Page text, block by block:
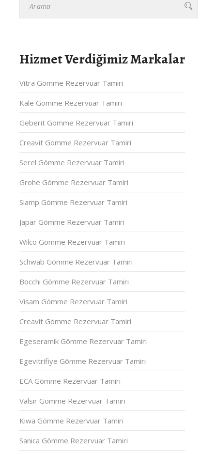
Hizmet Verdiğimiz Markalar
Vitra Gömme Rezervuar Tamiri
Kale Gömme Rezervuar Tamiri
Geberit Gömme Rezervuar Tamiri
Creavit Gömme Rezervuar Tamiri
Serel Gömme Rezervuar Tamiri
Grohe Gömme Rezervuar Tamiri
Siamp Gömme Rezervuar Tamiri
Japar Gömme Rezervuar Tamiri
Wilco Gömme Rezervuar Tamiri
Schwab Gömme Rezervuar Tamiri
Bocchi Gömme Rezervuar Tamiri
Visam Gömme Rezervuar Tamiri
Creavit Gömme Rezervuar Tamiri
Egeseramik Gömme Rezervuar Tamiri
Egevitrifiye Gömme Rezervuar Tamiri
ECA Gömme Rezervuar Tamiri
Valsir Gömme Rezervuar Tamiri
Kiwa Gömme Rezervuar Tamiri
Sanica Gömme Rezervuar Tamiri